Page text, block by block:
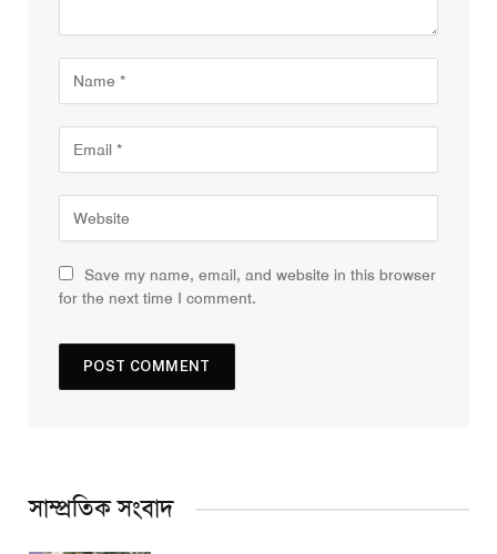
Save my name, email, and website in this browser
for the next time I comment.
সাম্প্রতিক সংবাদ